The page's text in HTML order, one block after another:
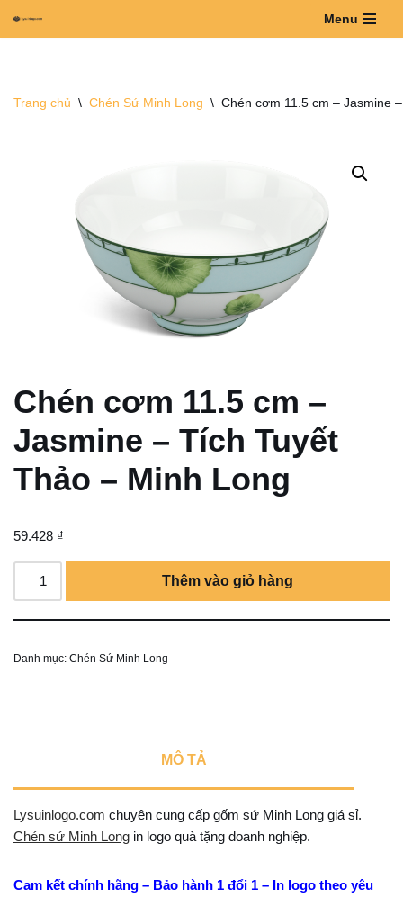
dung
Menu
Trang chủ \ Chén Sứ Minh Long \ Chén cơm 11.5 cm – Jasmine
Chén cơm 11.5 cm –
Jasmine – Tích Tuyết
Thảo – Minh Long
59.428 ₫
Thêm vào giỏ hàng
Danh mục: Chén Sứ Minh Long
MÔ TẢ
Lysuinlogo.com chuyên cung cấp gốm sứ Minh Long giá sỉ.
Chén sứ Minh Long in logo quà tặng doanh nghiệp.
Cam kết chính hãng – Bảo hành 1 đổi 1 – In logo theo yêu